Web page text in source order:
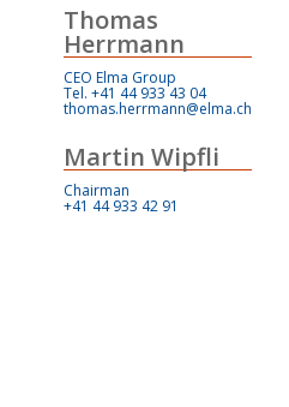
Thomas
Herrmann
CEO Elma Group
Tel. +41 44 933 43 04
thomas.herrmann@elma.ch
Martin Wipfli
Chairman
+41 44 933 42 91